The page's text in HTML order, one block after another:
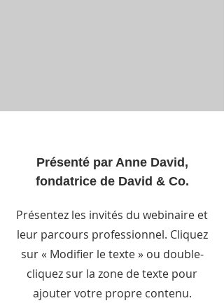
Présenté par Anne David,
fondatrice de David & Co.
Présentez les invités du webinaire et
leur parcours professionnel. Cliquez
sur « Modifier le texte » ou double-
cliquez sur la zone de texte pour
ajouter votre propre contenu.